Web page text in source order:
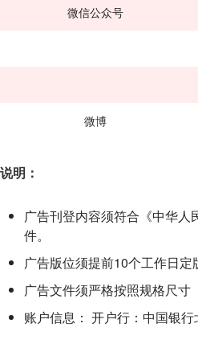
微信公众号
微博
说明：
广告刊登内容须符合《中华
件。
广告版位须提前10个工作日定
广告文件须严格按照规格尺
账户信息： 开户行：中国银